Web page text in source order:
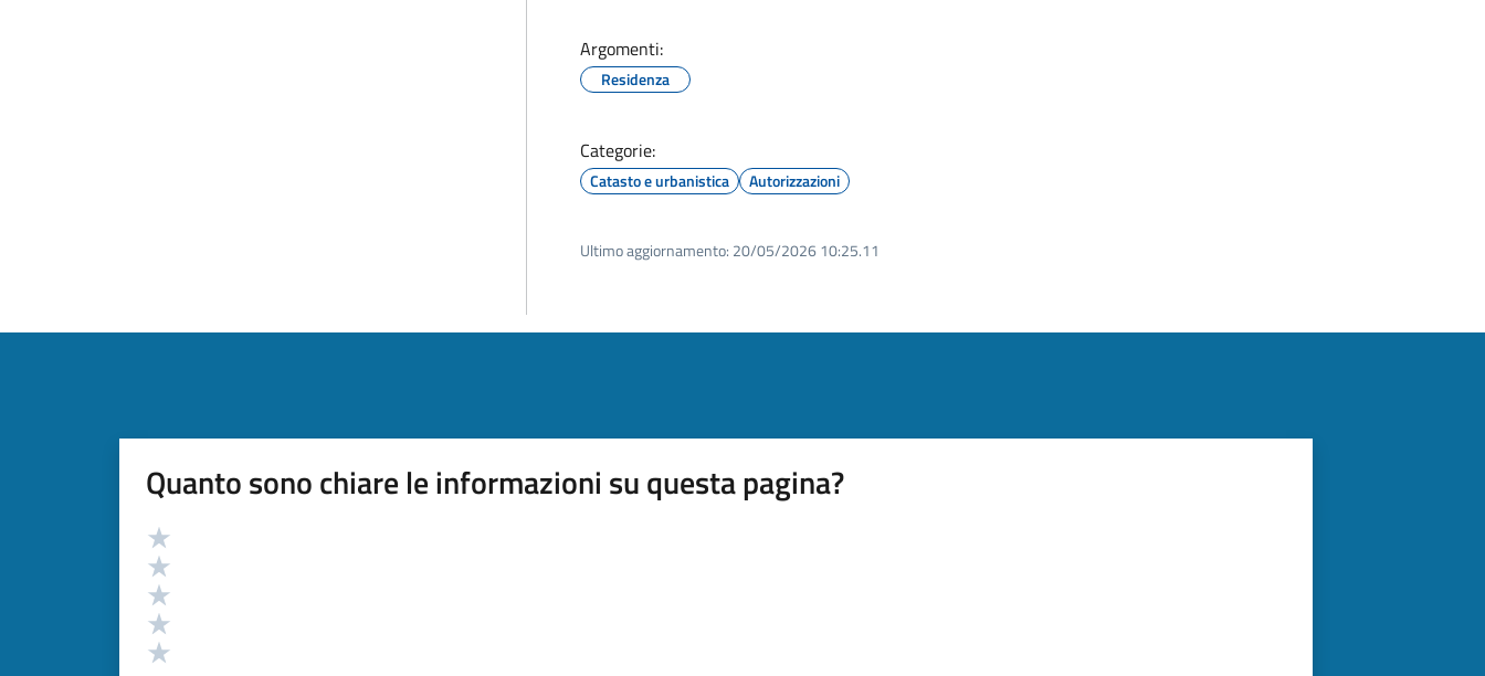
Argomenti:
Residenza
Categorie:
Catasto e urbanistica Autorizzazioni
Ultimo aggiornamento: 20/05/2026 10:25.11
Quanto sono chiare le informazioni su questa pagina?
Valutazione